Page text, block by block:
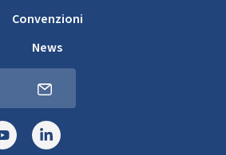
Convenzioni
News